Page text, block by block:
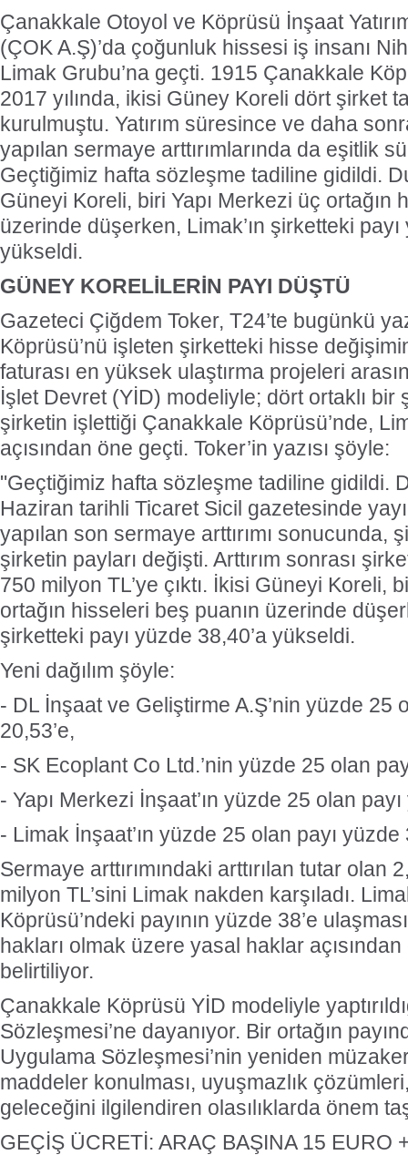
Çanakkale Otoyol ve Köprüsü İnşaat
(ÇOK A.Ş)’da çoğunluk hissesi iş insanı
Limak Grubu’na geçti. 1915 Çanakkale
2017 yılında, ikisi Güney Koreli dört şirket
kurulmuştu. Yatırım süresince ve daha
yapılan sermaye arttırımlarında da eşitlik
Geçtiğimiz hafta sözleşme tadiline gidildi.
Güneyi Koreli, biri Yapı Merkezi üç ortağın
üzerinde düşerken, Limak’ın şirketteki payı
yükseldi.
GÜNEY KORELİLERİN PAYI DÜŞTÜ
Gazeteci Çiğdem Toker, T24’te bugünkü
Köprüsü’nü işleten şirketteki hisse
faturası en yüksek ulaştırma projeleri
İşlet Devret (YİD) modeliyle; dört ortaklı bir
şirketin işlettiği Çanakkale Köprüsü’nde,
açısından öne geçti. Toker’in yazısı şöyle:
"Geçtiğimiz hafta sözleşme tadiline gidildi.
Haziran tarihli Ticaret Sicil gazetesinde
yapılan son sermaye arttırımı sonucunda,
şirketin payları değişti. Arttırım sonrası
750 milyon TL’ye çıktı. İkisi Güneyi Koreli,
ortağın hisseleri beş puanın üzerinde
şirketteki payı yüzde 38,40’a yükseldi.
Yeni dağılım şöyle:
- DL İnşaat ve Geliştirme A.Ş’nin yüzde 25
20,53’e,
- SK Ecoplant Co Ltd.’nin yüzde 25 olan
- Yapı Merkezi İnşaat’ın yüzde 25 olan
- Limak İnşaat’ın yüzde 25 olan payı yüzde
Sermaye arttırımındaki arttırılan tutar olan
milyon TL’sini Limak nakden karşıladı.
Köprüsü’ndeki payının yüzde 38’e
hakları olmak üzere yasal haklar
belirtiliyor.
Çanakkale Köprüsü YİD modeliyle
Sözleşmesi’ne dayanıyor. Bir ortağın
Uygulama Sözleşmesi’nin yeniden
maddeler konulması, uyuşmazlık
geleceğini ilgilendiren olasılıklarda önem
GEÇİŞ ÜCRETİ: ARAÇ BAŞINA 15 EURO